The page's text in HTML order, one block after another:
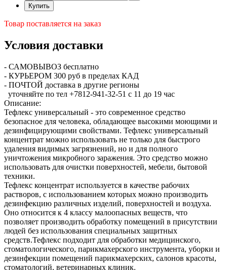
Купить
Товар поставляется на заказ
Условия доставки
- САМОВЫВОЗ бесплатно
- КУРЬЕРОМ 300 руб в пределах КАД
- ПОЧТОЙ доставка в другие регионы
уточняйте по тел +7812-941-32-51 с 11 до 19 час
Описание:
Тефлекс универсальный - это современное средство
безопасное для человека, обладающее высокими моющими и
дезинфицирующими свойствами. Тефлекс универсальный
концентрат можно использовать не только для быстрого
удаления видимых загрязнений, но и для полного
уничтожения микробного заражения. Это средство можно
использовать для очистки поверхностей, мебели, бытовой
техники.
Тефлекс концентрат используется в качестве рабочих
растворов, с использованием которых можно производить
дезинфекцию различных изделий, поверхностей и воздуха.
Оно относится к 4 классу малоопасных веществ, что
позволяет производить обработку помещений в присутствии
людей без использования специальных защитных
средств.Тефлекс подходит для обработки медицинского,
стоматологического, парикмахерского инструмента, уборки и
дезинфекции помещений парикмахерских, салонов красоты,
стоматологий, ветеринарных клиник.